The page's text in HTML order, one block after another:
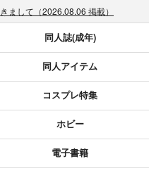
まして（2026.08.06 掲載）
利用再開のお知らせ（2026.02.05 掲載）
開始のお知らせ（2026.01.05 更新｜2025.12.30 掲載）
ペーン」終了のお知らせ（2025.11.21 掲載）
更新｜2025.08.01 掲載）
せ（2024.11.20 掲載）
同人誌(成年)
同人アイテム
コスプレ特集
ホビー
電子書籍